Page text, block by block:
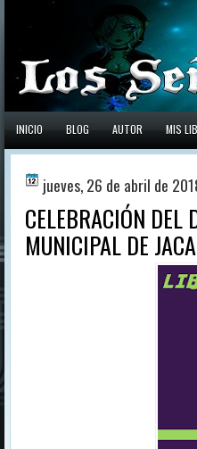
INICIO BLOG AUTOR MIS
jueves, 26 de abril de
CELEBRACIÓN
MUNICIPAL DE